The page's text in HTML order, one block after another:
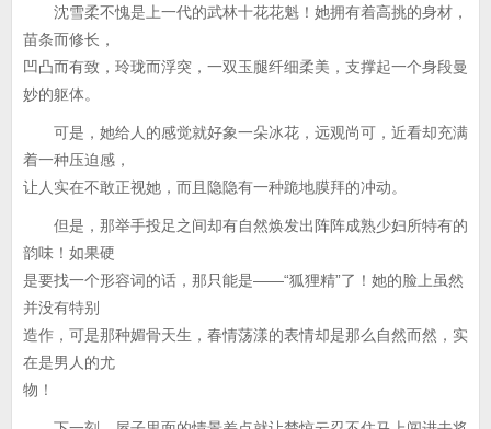
沈雪柔不愧是上一代的武林十花花魁！她拥有着高挑的身材，
苗条而修长，
凹凸而有致，玲珑而浮突，一双玉腿纤细柔美，支撑起一个身段曼
妙的躯体。
可是，她给人的感觉就好象一朵冰花，远观尚可，近看却充满
着一种压迫感，
让人实在不敢正视她，而且隐隐有一种跪地膜拜的冲动。
但是，那举手投足之间却有自然焕发出阵阵成熟少妇所特有的
韵味！如果硬
是要找一个形容词的话，那只能是——“狐狸精”了！她的脸上虽然
并没有特别
造作，可是那种媚骨天生，春情荡漾的表情却是那么自然而然，实
在是男人的尤
物！